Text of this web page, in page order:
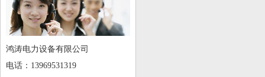
鸿涛电力设备有限公司
电话：13969531319